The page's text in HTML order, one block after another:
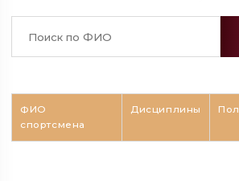
ФИО
спортсмена
Дисциплины Пол